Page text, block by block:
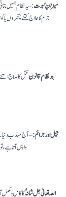
میزانِ نبوت:- یہ نظام ہمیں
جرم کا علاج کتنے پتھروں
جو نظام قانونقتل کا علاج
جیل اور جرائم:– آج مہذب دنیا
واپس آتا ہے،
اللّہ تعالیٰ جل شانہٗکا کامل و